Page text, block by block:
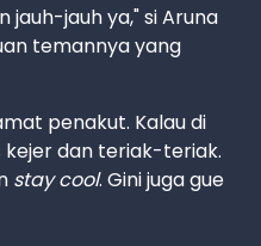
jauh-jauh ya," si Aruna
temannya yang
penakut. Kalau di
kejer dan teriak-teriak.
stay cool. Gini juga gue